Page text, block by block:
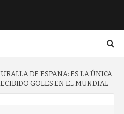
DE ESPAÑA: ES LA ÚNICA
GOLES EN EL MUNDIAL